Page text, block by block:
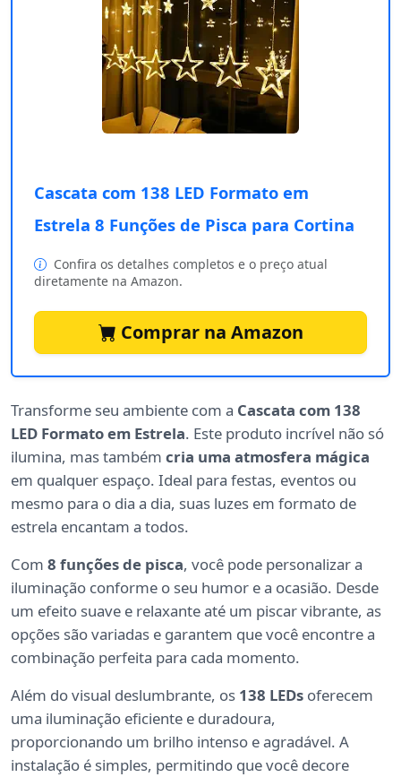
Cascata com 138 LED Formato em
Estrela 8 Funções de Pisca para Cortina
Confira os detalhes completos e o preço atual
diretamente na Amazon.
Comprar na Amazon
Transforme seu ambiente com a Cascata com 138
LED Formato em Estrela. Este produto incrível não só
ilumina, mas também cria uma atmosfera mágica
em qualquer espaço. Ideal para festas, eventos ou
mesmo para o dia a dia, suas luzes em formato de
estrela encantam a todos.
Com 8 funções de pisca, você pode personalizar a
iluminação conforme o seu humor e a ocasião. Desde
um efeito suave e relaxante até um piscar vibrante, as
opções são variadas e garantem que você encontre a
combinação perfeita para cada momento.
Além do visual deslumbrante, os 138 LEDs oferecem
uma iluminação eficiente e duradoura,
proporcionando um brilho intenso e agradável. A
instalação é simples, permitindo que você decore